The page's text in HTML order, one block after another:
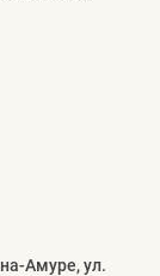
Амуре, ул.